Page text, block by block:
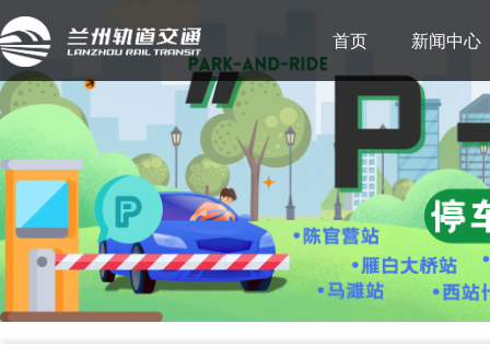
首页 新闻中心